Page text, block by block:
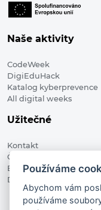
Naše aktivity
CodeWeek
DigiEduHack
Katalog kyberprevence
All digital weeks
Užitečné
Kontakt
Členské organizace
Blog
Digitalizace ve
Používáme
Abychom vám
používáme